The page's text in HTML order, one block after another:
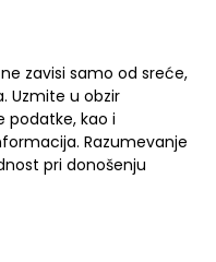
zavisi samo od sreće,
Uzmite u obzir
podatke, kao i
Razumevanje
pri donošenju